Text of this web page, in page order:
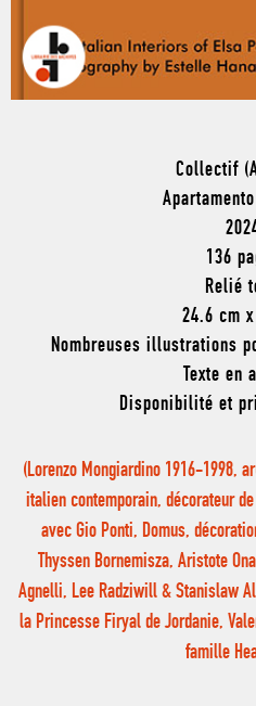
Collectif
136
Relié
24.6 cm
Nombreuses illustrations
Texte en
Disponibilité et
(Lorenzo Mongiardino 1916-1998,
italien contemporain, décorateur
avec Gio Ponti, Domus,
Thyssen Bornemisza, Aristote
Agnelli, Lee Radziwill & Stanislaw
la Princesse Firyal de Jordanie,
famille